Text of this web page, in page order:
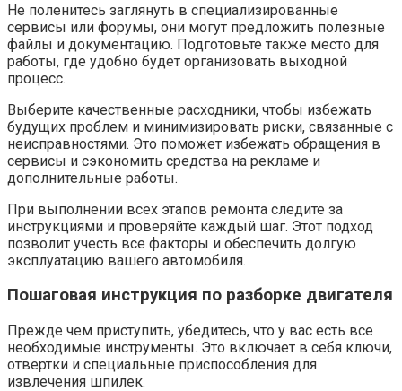
Не поленитесь заглянуть в специализированные
сервисы или форумы, они могут предложить полезные
файлы и документацию. Подготовьте также место для
работы, где удобно будет организовать выходной
процесс.
Выберите качественные расходники, чтобы избежать
будущих проблем и минимизировать риски, связанные с
неисправностями. Это поможет избежать обращения в
сервисы и сэкономить средства на рекламе и
дополнительные работы.
При выполнении всех этапов ремонта следите за
инструкциями и проверяйте каждый шаг. Этот подход
позволит учесть все факторы и обеспечить долгую
эксплуатацию вашего автомобиля.
Пошаговая инструкция по разборке двигателя
Прежде чем приступить, убедитесь, что у вас есть все
необходимые инструменты. Это включает в себя ключи,
отвертки и специальные приспособления для
извлечения шпилек.